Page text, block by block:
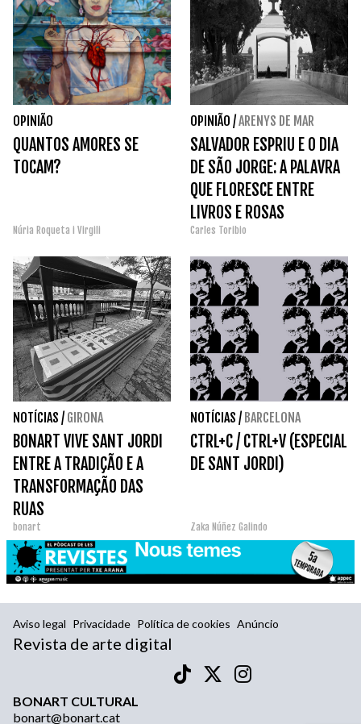
OPINIÃO
QUANTOS AMORES SE
TOCAM?
Núria Roqueta i Virgili
OPINIÃO /ARENYS DE MAR
SALVADOR ESPRIU E O DIA
DE SÃO JORGE: A PALAVRA
QUE FLORESCE ENTRE
LIVROS E ROSAS
Carles Toribio
NOTÍCIAS / GIRONA
BONART VIVE SANT JORDI
ENTRE A TRADIÇÃO E A
TRANSFORMAÇÃO DAS
RUAS
bonart
NOTÍCIAS / BARCELONA
CTRL+C / CTRL+V (ESPECIAL
DE SANT JORDI)
Zaka Núñez Galindo
Aviso legal Privacidade Política de cookies Anúncio
Revista de arte digital
BONART CULTURAL
bonart@bonart.cat